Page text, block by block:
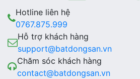
Hotline liên hệ
0767.875.999
Hỗ trợ khách hàng
support@batdongsan.vn
Chăm sóc khách hàng
contact@batdongsan.vn